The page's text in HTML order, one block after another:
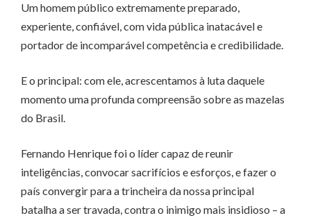
Um homem público extremamente preparado,
experiente, confiável, com vida pública inatacável e
portador de incomparável competência e credibilidade.
E o principal: com ele, acrescentamos à luta daquele
momento uma profunda compreensão sobre as mazelas
do Brasil.
Fernando Henrique foi o líder capaz de reunir
inteligências, convocar sacrifícios e esforços, e fazer o
país convergir para a trincheira da nossa principal
batalha a ser travada, contra o inimigo mais insidioso – a